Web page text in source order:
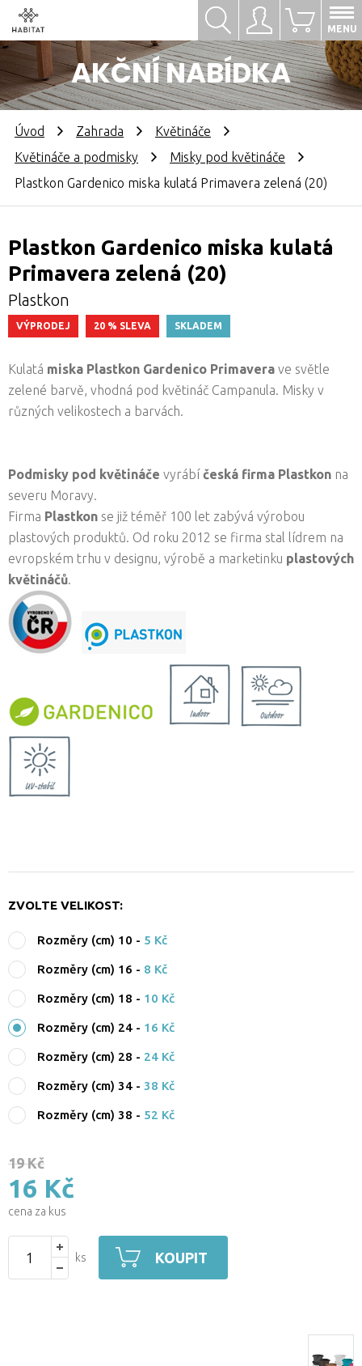
Přihlásit se
AKČNÍ NABÍDKA
0
MENU
Hledat
Úvod Zahrada
Květináče
Květináče a podmisky
Misky pod květináče
Plastkon Gardenico miska kulatá Primavera zelená (20)
Plastkon Gardenico miska kulatá
Primavera zelená (20)
Plastkon
VÝPRODEJ 20 % SLEVA SKLADEM
Kulatá miska Plastkon Gardenico Primavera ve světle
zelené barvě, vhodná pod květináč Campanula. Misky v
různých velikostech a barvách.
Podmisky pod květináče vyrábíčeská firma Plastkon na
severu Moravy.
Firma Plastkon se již téměř 100 let zabývá výrobou
plastových produktů. Od roku 2012 se firma stal lídrem na
evropském trhu v designu, výrobě a marketinku plastových
květináčů.
ZVOLTE VELIKOST:
Rozměry (cm) 10 - 5 Kč
Rozměry (cm) 16 - 8 Kč
Rozměry (cm) 18 - 10 Kč
Rozměry (cm) 24 - 16 Kč
Rozměry (cm) 28 - 24 Kč
Rozměry (cm) 34 - 38 Kč
Rozměry (cm) 38 - 52 Kč
19 Kč
16 Kč
cena za kus
ks KOUPIT